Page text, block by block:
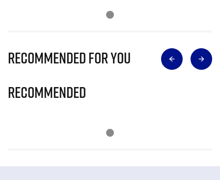
Recommended for you
Recommended